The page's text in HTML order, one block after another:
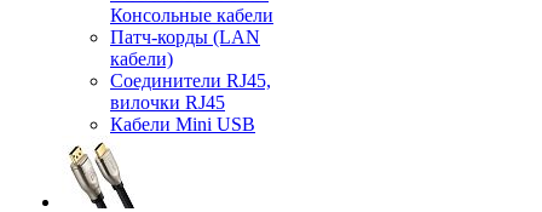
Консольные кабели
Патч-корды (LAN
кабели)
Соединители RJ45,
вилочки RJ45
Кабели Mini USB